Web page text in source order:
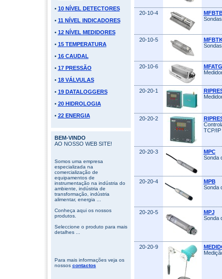
• 10 NÍVEL DETECTORES
• 11 NÍVEL INDICADORES
• 12 NÍVEL MEDIDORES
• 15 TEMPERATURA
• 16 CAUDAL
• 17 PRESSÃO
• 18 VÁLVULAS
• 19 DATALOGGERS
• 20 HIDROLOGIA
• 22 ENERGIA
BEM-VINDO
AO NOSSO WEB SITE!
Somos uma empresa
especializada na
comercialização de
equipamentos de
instrumentação na indústria do
ambiente, indústria de
transformação, indústria
alimentar, energia ...
Conheça aqui os nossos
produtos.
Seleccione o produto para mais
detalhes ...
Para mais informações veja os
nossos contactos
20-10-4
20-10-5
20-10-6
20-20-1
20-20-2
TCP/IP
20-20-3
MPC
Sonda
20-20-4
MPB
Sonda
20-20-5
MPJ
Sonda
20-20-9